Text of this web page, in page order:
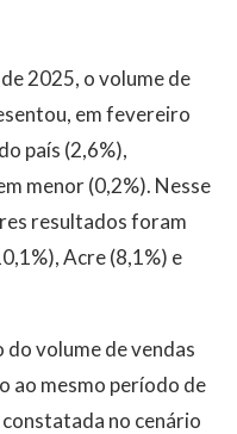
2025, o volume de
em fevereiro
país (2,6%),
menor (0,2%). Nesse
resultados foram
Acre (8,1%) e
do volume de vendas
ao mesmo período de
no cenário